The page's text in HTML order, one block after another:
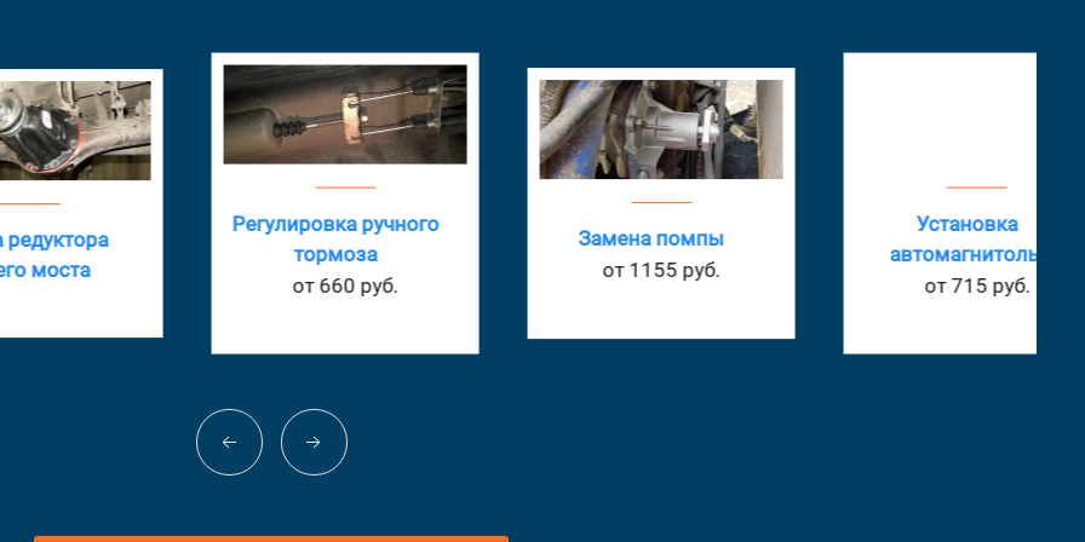
Регулировка ручного
тормоза
от 660 руб.
Замена помпы
от 1155 руб.
Установка
автомагнитолы
от 715 руб.